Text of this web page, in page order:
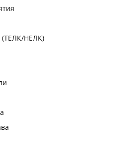
(ТЕЛК/НЕЛК)